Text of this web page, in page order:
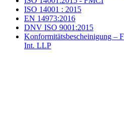
ISO 14001 : 2015
EN 14973:2016
DNV ISO 9001:2015
Konformitätsbescheinigung –
Int. LLP